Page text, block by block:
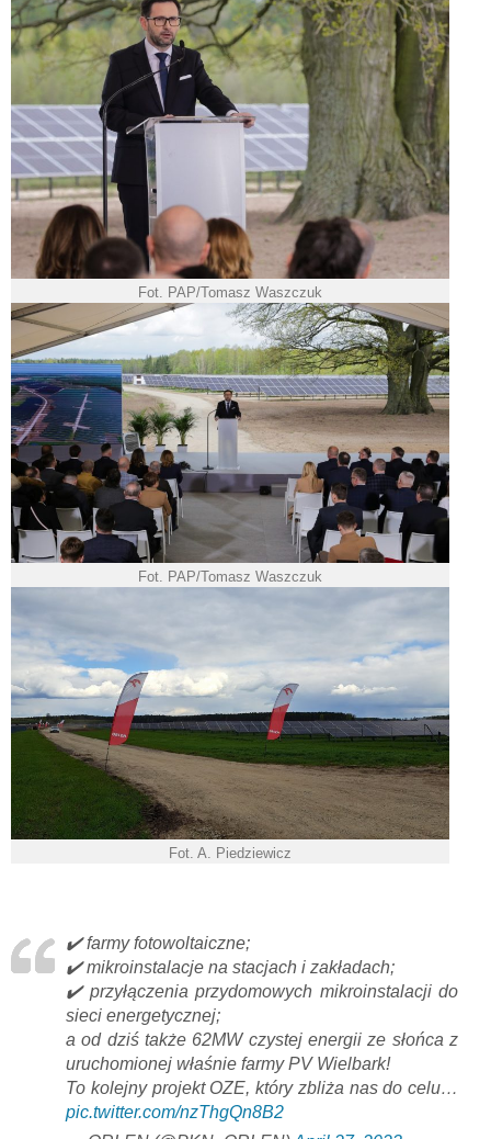
Fot. PAP/Tomasz Waszczuk
Fot. PAP/Tomasz Waszczuk
Fot. A. Piedziewicz
✔️ farmy fotowoltaiczne;
✔️ mikroinstalacje na stacjach i zakładach;
✔️ przyłączenia przydomowych mikroinstalacji do
sieci energetycznej;
a od dziś także 62MW czystej energii ze słońca z
uruchomionej właśnie farmy PV Wielbark!
To kolejny projekt OZE, który zbliża nas do celu…
pic.twitter.com/nzThgQn8B2